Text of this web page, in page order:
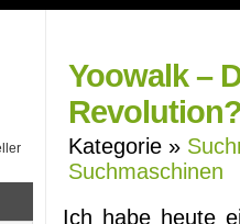
Yoowalk –
Kategorie »
Suchmaschinen
Ich habe heute